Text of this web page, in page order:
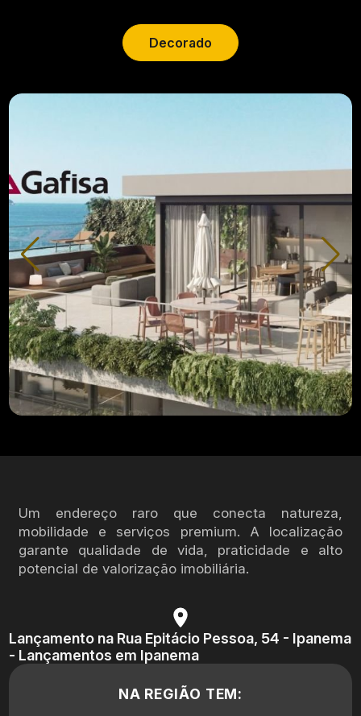
Decorado
Um endereço raro que conecta natureza,
mobilidade e serviços premium. A localização
garante qualidade de vida, praticidade e alto
potencial de valorização imobiliária.
Lançamento na Rua Epitácio Pessoa, 54 - Ipanema
- Lançamentos em Ipanema
NA REGIÃO TEM: